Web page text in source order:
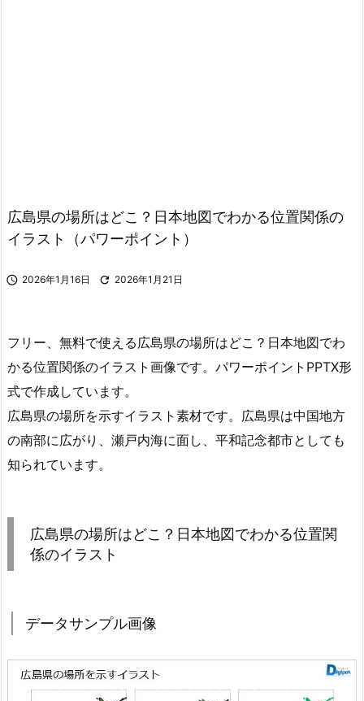
広島県の場所はどこ？日本地図でわかる位置関係の
イラスト（パワーポイント）
 2026年1月16日  2026年1月21日
フリー、無料で使える広島県の場所はどこ？日本地図でわ
かる位置関係のイラスト画像です。パワーポイントPPTX形
式で作成しています。
広島県の場所を示すイラスト素材です。広島県は中国地方
の南部に広がり、瀬戸内海に面し、平和記念都市としても
知られています。
広島県の場所はどこ？日本地図でわかる位置関
係のイラスト
データサンプル画像